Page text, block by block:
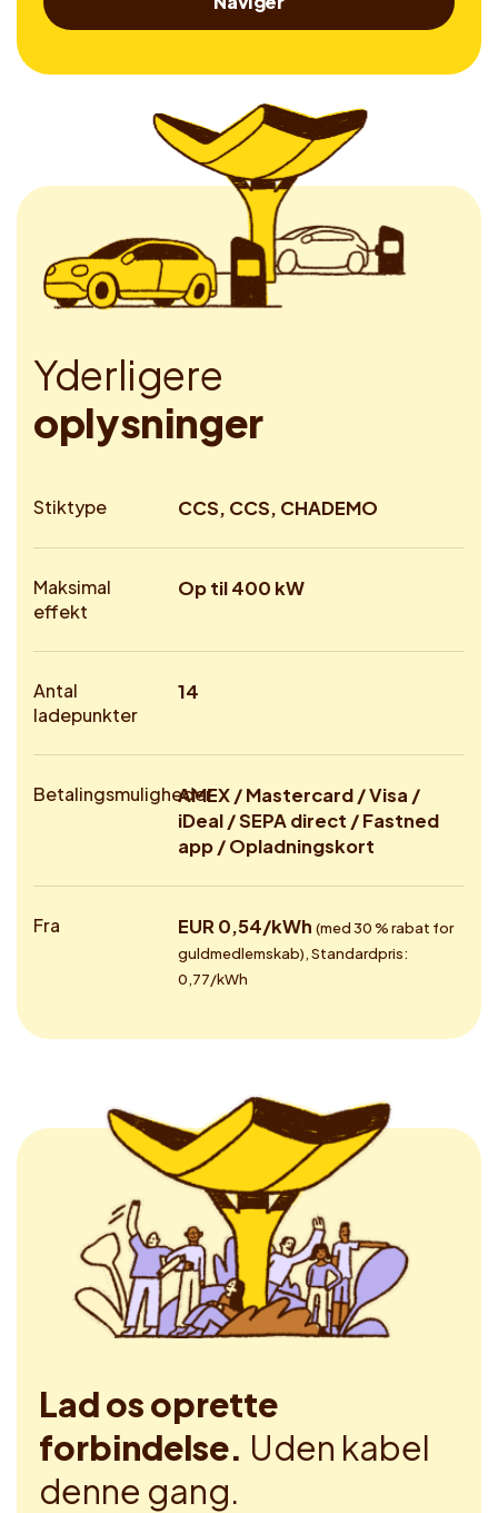
Yderligere
oplysninger
Stiktype CCS, CCS, CHADEMO
Maksimal
effekt
Op til 400 kW
Antal
ladepunkter
14
BetalingsmulighederAMEX / Mastercard / Visa /
iDeal / SEPA direct / Fastned
app / Opladningskort
Fra EUR 0,54/kWh (med 30 % rabat for
guldmedlemskab), Standardpris:
0,77/kWh
Lad os oprette
forbindelse. Uden kabel
denne gang.